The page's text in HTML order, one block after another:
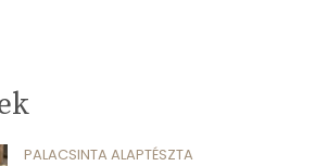
PALACSINTA ALAPTÉSZTA